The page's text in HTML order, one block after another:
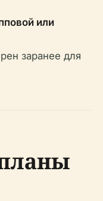
или
заранее для